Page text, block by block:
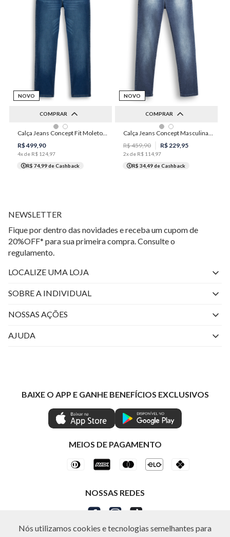
Nós utilizamos cookies e tecnologias semelhantes para
NOVO
COMPRAR
36 38 42
44
Calça Jeans Concept Fit Moletom Masculina Individual
R$499,90
4x de R$ 124 97
R$ 74,99de Cashback
NOVO
COMPRAR
36 38 42
Calça Jeans Concept Masculina Individual
R$459,90 R$229,95
2x de R$ 114 97
R$ 34,49de Cashback
NEWSLETTER
Fique por dentro das novidades e receba um cupom de
20%OFF* para sua primeira compra. Consulte o
regulamento.
LOCALIZE UMA LOJA
SOBRE A INDIVIDUAL
Quem Somos
Painel de Privacidade
Gestão de Preferências
NOSSAS AÇÕES
Livelo
IND CASHBACK
AJUDA
Trocas e Devoluções
Regulamentos
Seja Um Revendedor
Shop by WhatsApp Individual
BAIXE O APP E GANHE BENEFÍCIOS EXCLUSIVOS
MEIOS DE PAGAMENTO
NOSSAS REDES